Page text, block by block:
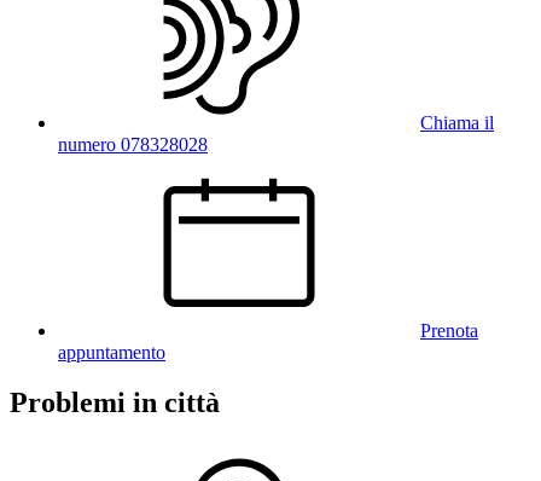
Chiama il
numero 078328028
Prenota
appuntamento
Problemi in città